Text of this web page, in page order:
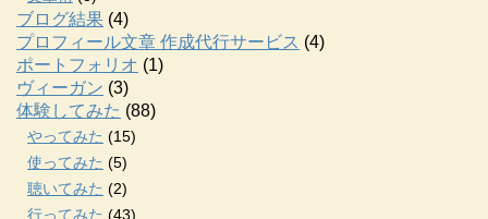
ブログ結果 (4)
プロフィール文章 作成代行サービス (4)
ポートフォリオ (1)
ヴィーガン (3)
体験してみた (88)
やってみた (15)
使ってみた (5)
聴いてみた (2)
行ってみた (43)